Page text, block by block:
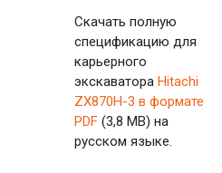
Скачать полную
спецификацию для
карьерного
экскаватора Hitachi
ZX870H-3 в формате
PDF (3,8 MB) на
русском языке.